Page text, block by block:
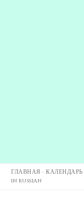
ГЛАВНАЯ -КАЛЕНДАРЬ
IN RUSSIAN